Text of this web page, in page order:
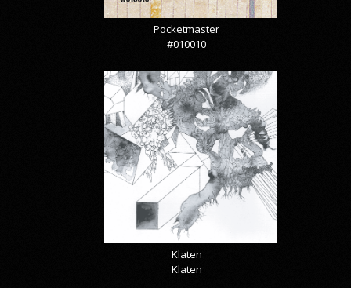
Pocketmaster
#010010
Klaten
Klaten